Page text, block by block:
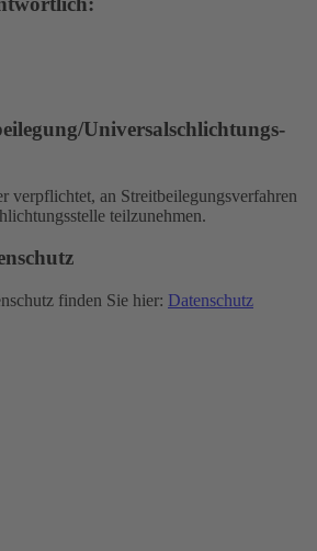
Universal­schlichtungs­
verpflichtet, an Streitbeilegungsverfahren
teilzunehmen.
finden Sie hier: Datenschutz